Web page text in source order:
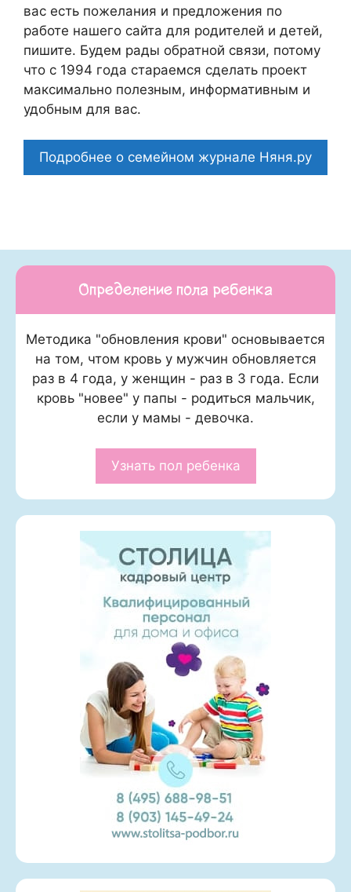
вас есть пожелания и предложения по
работе нашего сайта для родителей и детей,
пишите. Будем рады обратной связи, потому
что c 1994 года стараемся сделать проект
максимально полезным, информативным и
удобным для вас.
Подробнее о семейном журнале Няня.ру
Определение пола ребенка
Методика "обновления крови" основывается
на том, чтом кровь у мужчин обновляется
раз в 4 года, у женщин - раз в 3 года. Если
кровь "новее" у папы - родиться мальчик,
если у мамы - девочка.
Узнать пол ребенка